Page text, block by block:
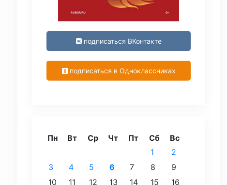
подписаться ВКонтакте
подписаться в Одноклассниках
Пн Вт Ср Чт Пт Сб
Вс
1
2
3
4 5 6 7 8
9
10
11 12 13 14 15 16